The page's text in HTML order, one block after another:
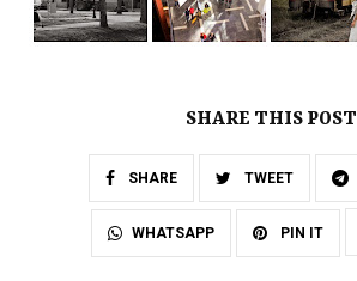
SHARE THIS POST
SHARE TWEET
WHATSAPP PIN IT